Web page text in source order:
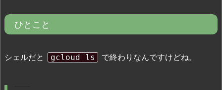
ひとこと
シェルだと gcloud ls で終わりなんですけどね。